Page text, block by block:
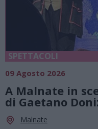
SPETTACOLI
09 Agosto 2026
A Malnate in
di Gaetano
Malnate